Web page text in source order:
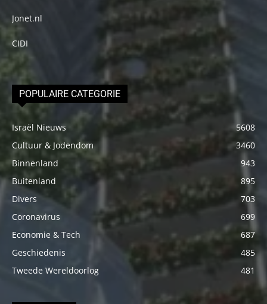
Jonet.nl
CIDI
POPULAIRE CATEGORIE
Israël Nieuws
5608
Cultuur & Jodendom
3460
Binnenland
943
Buitenland
895
Divers
703
Coronavirus
699
Economie & Tech
687
Geschiedenis
485
Tweede Wereldoorlog
481